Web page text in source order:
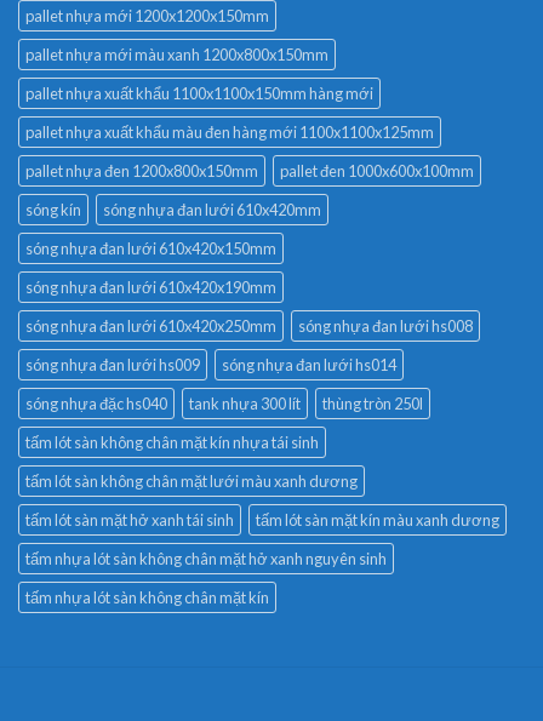
pallet nhựa mới 1200x1200x150mm
pallet nhựa mới màu xanh 1200x800x150mm
pallet nhựa xuất khẩu 1100x1100x150mm hàng mới
pallet nhựa xuất khẩu màu đen hàng mới 1100x1100x125mm
pallet nhựa đen 1200x800x150mm
pallet đen 1000x600x100mm
sóng kín
sóng nhựa đan lưới 610x420mm
sóng nhựa đan lưới 610x420x150mm
sóng nhựa đan lưới 610x420x190mm
sóng nhựa đan lưới 610x420x250mm
sóng nhựa đan lưới hs008
sóng nhựa đan lưới hs009
sóng nhựa đan lưới hs014
sóng nhựa đặc hs040
tank nhựa 300 lít
thùng tròn 250l
tấm lót sàn không chân mặt kín nhựa tái sinh
tấm lót sàn không chân mặt lưới màu xanh dương
tấm lót sàn mặt hở xanh tái sinh
tấm lót sàn mặt kín màu xanh dương
tấm nhựa lót sàn không chân mặt hở xanh nguyên sinh
tấm nhựa lót sàn không chân mặt kín